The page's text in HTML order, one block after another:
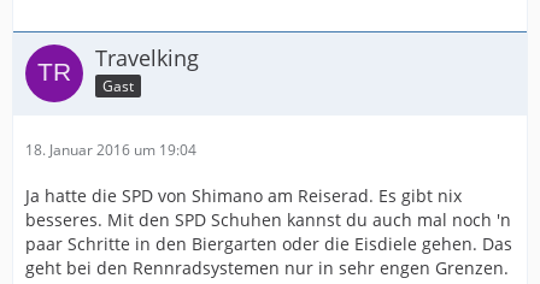
Travelking
Gast
18. Januar 2016 um 19:04
Ja hatte die SPD von Shimano am Reiserad. Es gibt nix
besseres. Mit den SPD Schuhen kannst du auch mal noch 'n
paar Schritte in den Biergarten oder die Eisdiele gehen. Das
geht bei den Rennradsystemen nur in sehr engen Grenzen.